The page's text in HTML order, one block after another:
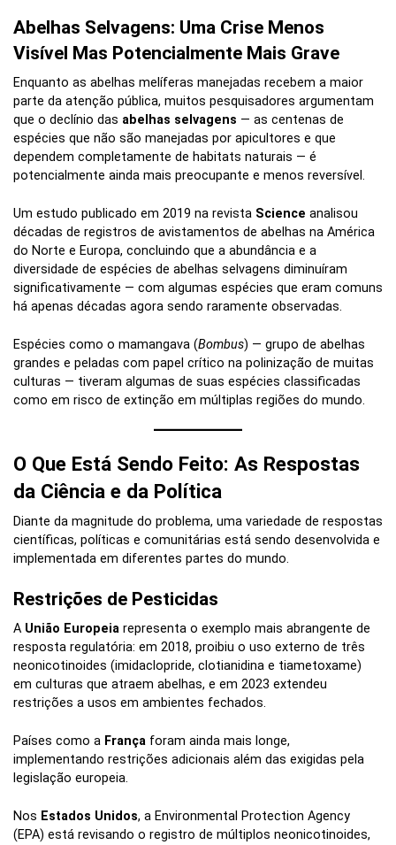
Abelhas Selvagens: Uma Crise Menos
Visível Mas Potencialmente Mais Grave
Enquanto as abelhas melíferas manejadas recebem a maior
parte da atenção pública, muitos pesquisadores argumentam
que o declínio das abelhas selvagens — as centenas de
espécies que não são manejadas por apicultores e que
dependem completamente de habitats naturais — é
potencialmente ainda mais preocupante e menos reversível.
Um estudo publicado em 2019 na revista Science analisou
décadas de registros de avistamentos de abelhas na América
do Norte e Europa, concluindo que a abundância e a
diversidade de espécies de abelhas selvagens diminuíram
significativamente — com algumas espécies que eram comuns
há apenas décadas agora sendo raramente observadas.
Espécies como o mamangava (Bombus) — grupo de abelhas
grandes e peladas com papel crítico na polinização de muitas
culturas — tiveram algumas de suas espécies classificadas
como em risco de extinção em múltiplas regiões do mundo.
O Que Está Sendo Feito: As Respostas
da Ciência e da Política
Diante da magnitude do problema, uma variedade de respostas
científicas, políticas e comunitárias está sendo desenvolvida e
implementada em diferentes partes do mundo.
Restrições de Pesticidas
A União Europeia representa o exemplo mais abrangente de
resposta regulatória: em 2018, proibiu o uso externo de três
neonicotinoides (imidaclopride, clotianidina e tiametoxame)
em culturas que atraem abelhas, e em 2023 extendeu
restrições a usos em ambientes fechados.
Países como a França foram ainda mais longe,
implementando restrições adicionais além das exigidas pela
legislação europeia.
Nos Estados Unidos, a Environmental Protection Agency
(EPA) está revisando o registro de múltiplos neonicotinoides,